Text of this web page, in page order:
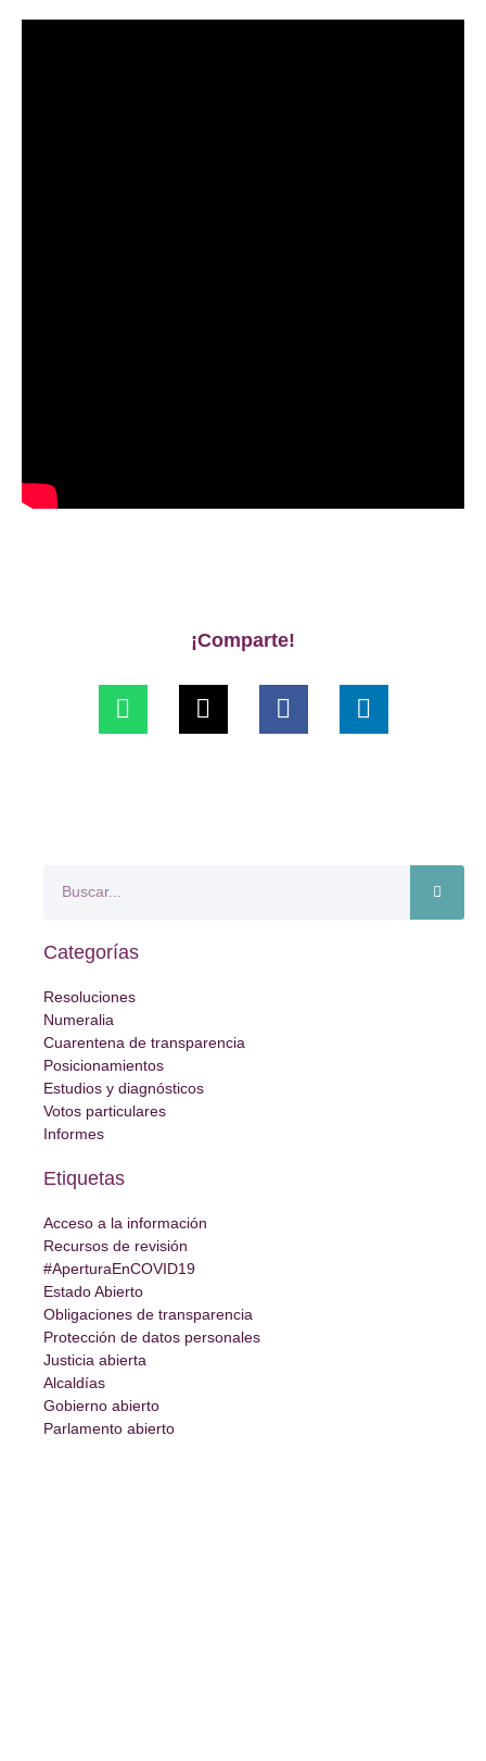
¡Comparte!
Categorías
Resoluciones
Numeralia
Cuarentena de transparencia
Posicionamientos
Estudios y diagnósticos
Votos particulares
Informes
Etiquetas
Acceso a la información
Recursos de revisión
#AperturaEnCOVID19
Estado Abierto
Obligaciones de transparencia
Protección de datos personales
Justicia abierta
Alcaldías
Gobierno abierto
Parlamento abierto